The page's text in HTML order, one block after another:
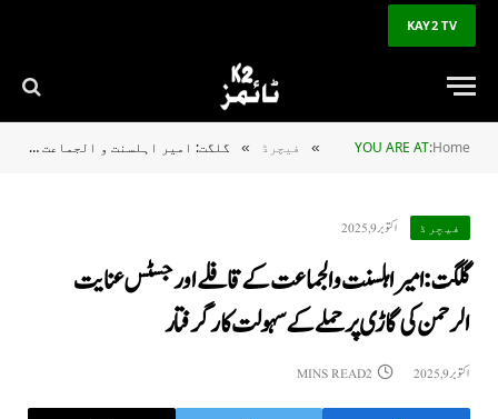
KAY2 TV
YOU ARE AT:Home
» فیچرڈ » گلگت: امیر اہلسنت و الجماعت کے قافلے اور جسٹس عنایت الرحمن کی گاڑی پر حملے کے سہولت کار گرفتار
فیچرڈ اکتوبر 9, 2025
گلگت: امیر اہلسنت و الجماعت کے قافلے اور جسٹس عنایت
الرحمن کی گاڑی پر حملے کے سہولت کار گرفتار
اکتوبر 9, 2025 2 MINS READ